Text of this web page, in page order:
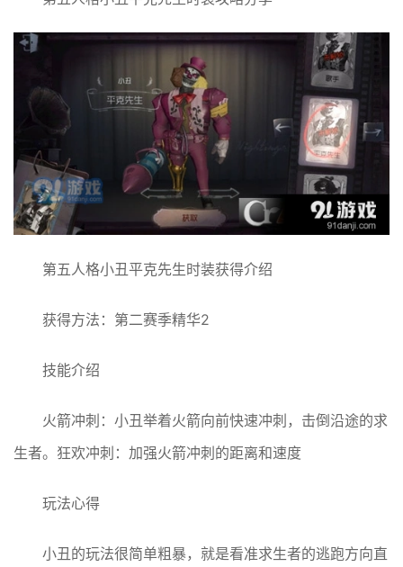
第五人格小丑平克先生时装获得介绍
获得方法：第二赛季精华2
技能介绍
火箭冲刺：小丑举着火箭向前快速冲刺，击倒沿途的求
生者。狂欢冲刺：加强火箭冲刺的距离和速度
玩法心得
小丑的玩法很简单粗暴，就是看准求生者的逃跑方向直